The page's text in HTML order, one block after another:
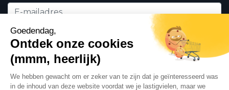
Wie bent u ?
Ik geef DHK toestemming om de op dit formulier
ingevulde persoonsgegevens te gebruiken in